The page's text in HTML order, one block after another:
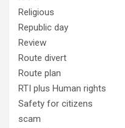
Religious
Republic day
Review
Route divert
Route plan
RTI plus Human rights
Safety for citizens
scam